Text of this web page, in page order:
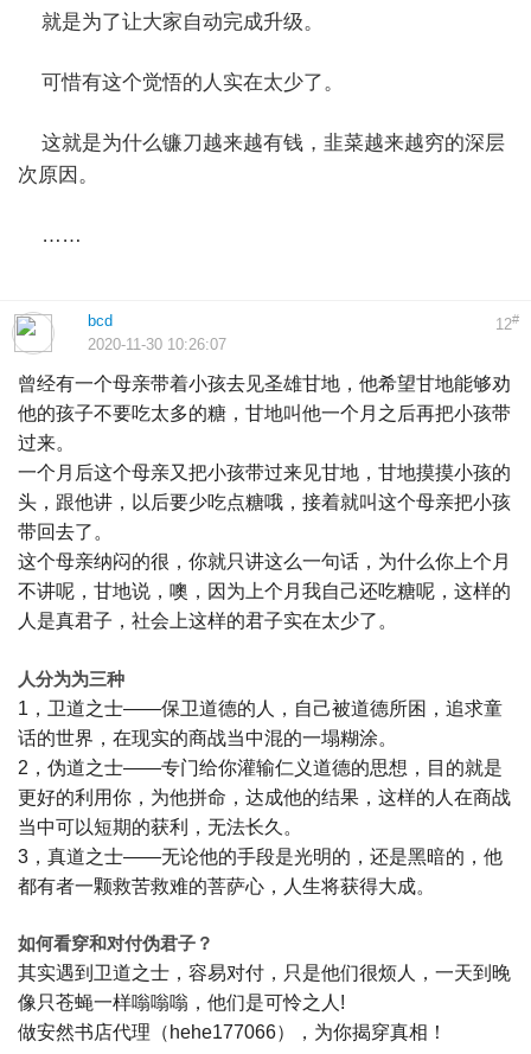
就是为了让大家自动完成升级。
可惜有这个觉悟的人实在太少了。
这就是为什么镰刀越来越有钱，韭菜越来越穷的深层
次原因。
……
12#
bcd
2020-11-30 10:26:07
曾经有一个母亲带着小孩去见圣雄甘地，他希望甘地能够劝
他的孩子不要吃太多的糖，甘地叫他一个月之后再把小孩带
过来。
一个月后这个母亲又把小孩带过来见甘地，甘地摸摸小孩的
头，跟他讲，以后要少吃点糖哦，接着就叫这个母亲把小孩
带回去了。
这个母亲纳闷的很，你就只讲这么一句话，为什么你上个月
不讲呢，甘地说，噢，因为上个月我自己还吃糖呢，这样的
人是真君子，社会上这样的君子实在太少了。
人分为为三种
1，卫道之士——保卫道德的人，自己被道德所困，追求童
话的世界，在现实的商战当中混的一塌糊涂。
2，伪道之士——专门给你灌输仁义道德的思想，目的就是
更好的利用你，为他拼命，达成他的结果，这样的人在商战
当中可以短期的获利，无法长久。
3，真道之士——无论他的手段是光明的，还是黑暗的，他
都有者一颗救苦救难的菩萨心，人生将获得大成。
如何看穿和对付伪君子？
其实遇到卫道之士，容易对付，只是他们很烦人，一天到晚
像只苍蝇一样嗡嗡嗡，他们是可怜之人!
做安然书店代理（hehe177066），为你揭穿真相！